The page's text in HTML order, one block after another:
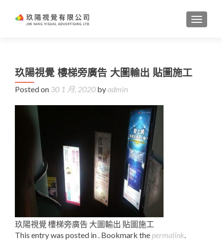
玖陽視覺 樓梯旁廣告 大圖輸出 貼圖施工
Posted on 30 1 月, 2020 byadmin
玖陽視覺 樓梯旁廣告 大圖輸出 貼圖施工
This entry was posted in . Bookmark the permalink.